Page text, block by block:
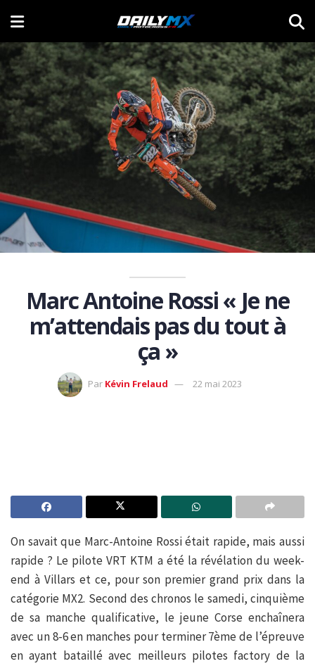
Marc Antoine Rossi « Je ne
m’attendais pas du tout à
ça »
Par Kévin Frelaud 22 mai 2023
On savait que Marc-Antoine Rossi était rapide, mais aussi
rapide ? Le pilote VRT KTM a été la révélation du week-
end à Villars et ce, pour son premier grand prix dans la
catégorie MX2. Second des chronos le samedi, cinquième
de sa manche qualificative, le jeune Corse enchaînera
avec un 8-6 en manches pour terminer 7ème de l’épreuve
en ayant bataillé avec meilleurs pilotes factory de la